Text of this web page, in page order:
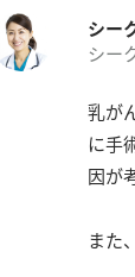
シー
シー
乳が
に手
因が
また